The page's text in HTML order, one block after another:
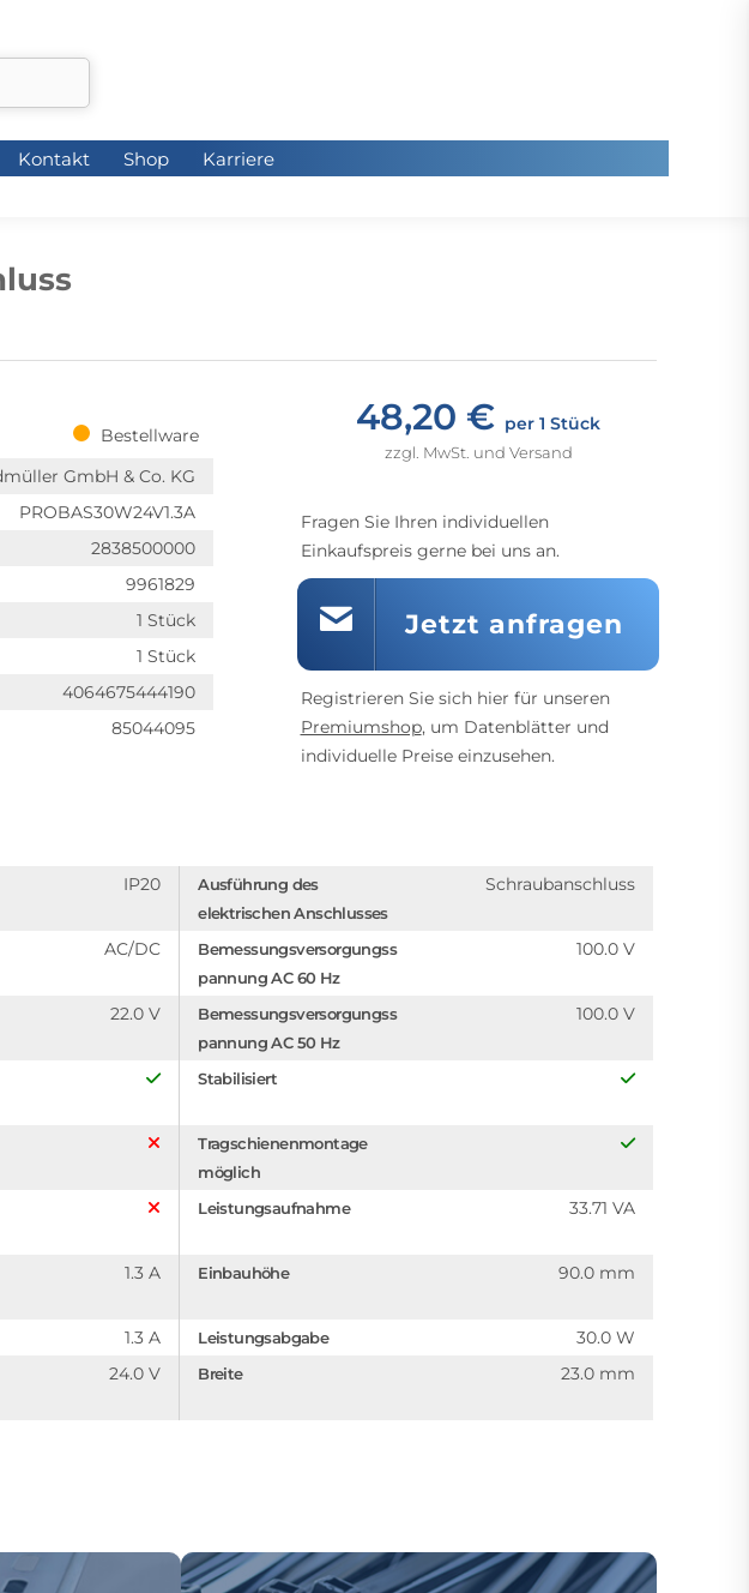
Kontakt Shop Karriere
Bestellware
GmbH & Co. KG
PROBAS30W24V1.3A
2838500000
9961829
1 Stück
1 Stück
4064675444190
85044095
48,20 € per 1 Stück
zzgl. MwSt. und Versand
Fragen Sie Ihren individuellen
Einkaufspreis gerne bei uns an.
Jetzt anfragen
Registrieren Sie sich hier für unseren
Premiumshop, um Datenblätter und
individuelle Preise einzusehen.
IP20
Ausführung des
elektrischen Anschlusses
Schraubanschluss
AC/DC
Bemessungsversorgungss
pannung AC 60 Hz
100.0 V
22.0 V
Bemessungsversorgungss
pannung AC 50 Hz
100.0 V
Stabilisiert
Tragschienenmontage
möglich
Leistungsaufnahme 33.71 VA
1.3 A Einbauhöhe 90.0 mm
1.3 A Leistungsabgabe 30.0 W
24.0 V Breite 23.0 mm
Kontakt